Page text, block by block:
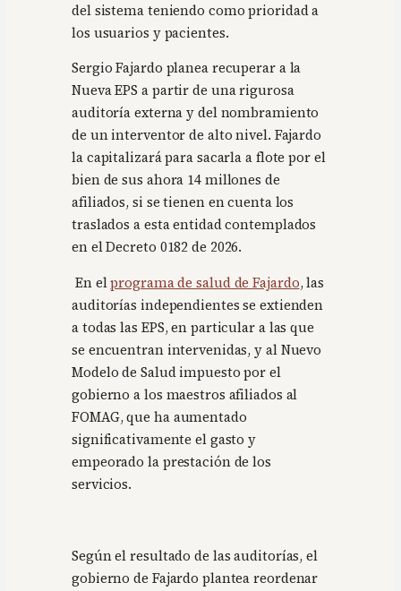
del sistema teniendo como prioridad a
los usuarios y pacientes.
Sergio Fajardo planea recuperar a la
Nueva EPS a partir de una rigurosa
auditoría externa y del nombramiento
de un interventor de alto nivel. Fajardo
la capitalizará para sacarla a flote por el
bien de sus ahora 14 millones de
afiliados, si se tienen en cuenta los
traslados a esta entidad contemplados
en el Decreto 0182 de 2026.
En elprograma de salud de Fajardo, las
auditorías independientes se extienden
a todas las EPS, en particular a las que
se encuentran intervenidas, y al Nuevo
Modelo de Salud impuesto por el
gobierno a los maestros afiliados al
FOMAG, que ha aumentado
significativamente el gasto y
empeorado la prestación de los
servicios.
Según el resultado de las auditorías, el
gobierno de Fajardo plantea reordenar